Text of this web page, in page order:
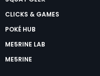
CLICKS & GAMES
POKÉ HUB
ME5RINE LAB
ME5RINE